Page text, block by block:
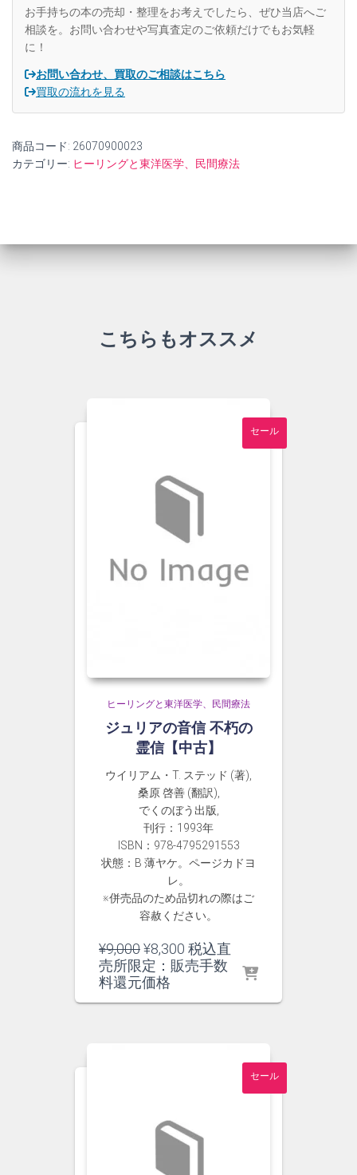
お手持ちの本の売却・整理をお考えでしたら、ぜひ当店へご
相談を。お問い合わせや写真査定のご依頼だけでもお気軽
に！
お問い合わせ、買取のご相談はこちら
買取の流れを見る
商品コード: 26070900023
カテゴリー: ヒーリングと東洋医学、民間療法
こちらもオススメ
セール
ヒーリングと東洋医学、民間療法
ジュリアの音信 不朽の
霊信【中古】
ウイリアム・T. ステッド (著),
桑原 啓善 (翻訳),
でくのぼう出版,
刊行：1993年
ISBN：978-4795291553
状態：B 薄ヤケ。ページカドヨ
レ。
※併売品のため品切れの際はご
容赦ください。
¥9,000元
の
価
¥8,300 現
在
税込直
売所限定：販売手数
料還元価格
セール